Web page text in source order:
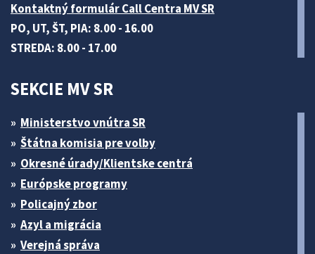
Kontaktný formulár Call Centra MV SR
PO, UT, ŠT, PIA: 8.00 - 16.00
STREDA: 8.00 - 17.00
SEKCIE MV SR
Ministerstvo vnútra SR
Štátna komisia pre volby
Okresné úrady/Klientske centrá
Európske programy
Policajný zbor
Azyl a migrácia
Verejná správa